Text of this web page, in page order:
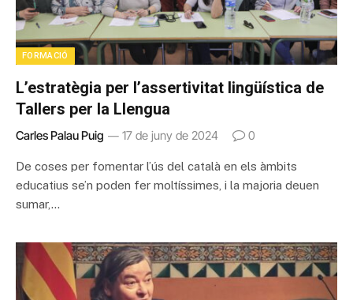
FORMACIÓ
L’estratègia per l’assertivitat lingüística de
Tallers per la Llengua
Carles Palau Puig 17 de juny de 2024 0
De coses per fomentar l’ús del català en els àmbits
educatius se’n poden fer moltíssimes, i la majoria deuen
sumar,…